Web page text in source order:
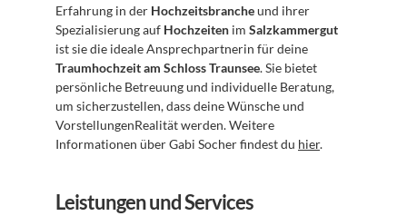
Erfahrung in der Hochzeitsbranche und ihrer
Spezialisierung auf Hochzeiten im Salzkammergut
Traumhochzeit am Schloss Traunsee. Sie bietet
persönliche Betreuung und individuelle Beratung,
um sicherzustellen, dass deine Wünsche und
VorstellungenRealität werden. Weitere
Informationen über Gabi Socher findest du hier.
Leistungen und Services